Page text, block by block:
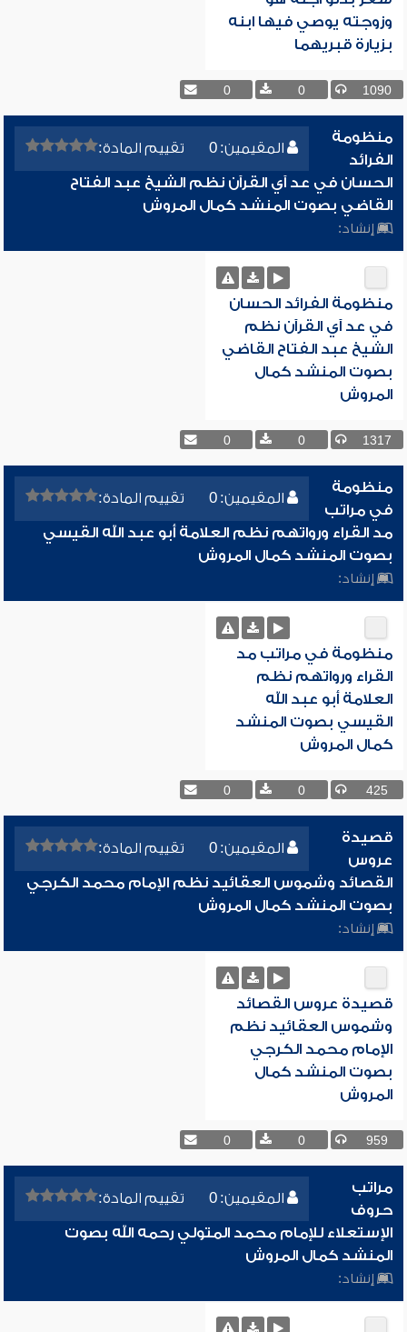
وزوجته يوصي فيها ابنه
بزيارة قبريهما
1090
0
0
المقيمين: 0 تقييم المادة:
منظومة
الفرائد
الحسان في عد آي القرآن نظم الشيخ عبد الفتاح
القاضي بصوت المنشد كمال المروش
إنشاد:
منظومة الفرائد الحسان
في عد آي القرآن نظم
الشيخ عبد الفتاح القاضي
بصوت المنشد كمال
المروش
1317
0
0
المقيمين: 0 تقييم المادة:
منظومة
في مراتب
مد القراء ورواتهم نظم العلامة أبو عبد الله القيسي
بصوت المنشد كمال المروش
إنشاد:
منظومة في مراتب مد
القراء ورواتهم نظم
العلامة أبو عبد الله
القيسي بصوت المنشد
كمال المروش
425
0
0
المقيمين: 0 تقييم المادة:
قصيدة
عروس
القصائد وشموس العقائيد نظم الإمام محمد الكرجي
بصوت المنشد كمال المروش
إنشاد:
قصيدة عروس القصائد
وشموس العقائيد نظم
الإمام محمد الكرجي
بصوت المنشد كمال
المروش
959
0
0
المقيمين: 0 تقييم المادة:
مراتب
حروف
الإستعلاء للإمام محمد المتولي رحمه الله بصوت
المنشد كمال المروش
إنشاد: